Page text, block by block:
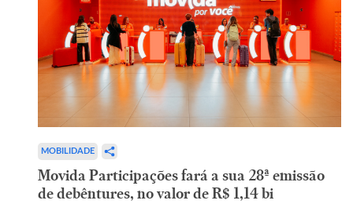
MOBILIDADE
Movida Participações fará a sua 28ª emissão
de debêntures, no valor de R$ 1,14 bi